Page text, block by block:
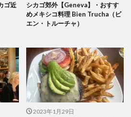
ゴ近
シカゴ郊外【Geneva】・おすす
めメキシコ料理 Bien Trucha（ビ
エン・トルーチャ）
2023年1月29日